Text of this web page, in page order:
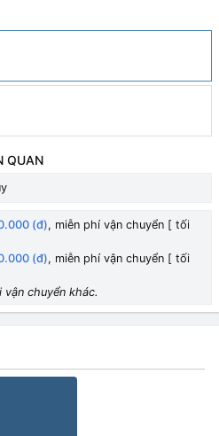
QUAN
(đ), miễn phí vận chuyển [ tối
(đ), miễn phí vận chuyển [ tối
vận chuyển khác.